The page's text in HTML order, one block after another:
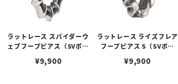
ラットレース スパイダーウ
ェブフープピアス（SVポス
¥9,900
ラットレース ライズフレア
フープピアス S（SVポス
¥9,900